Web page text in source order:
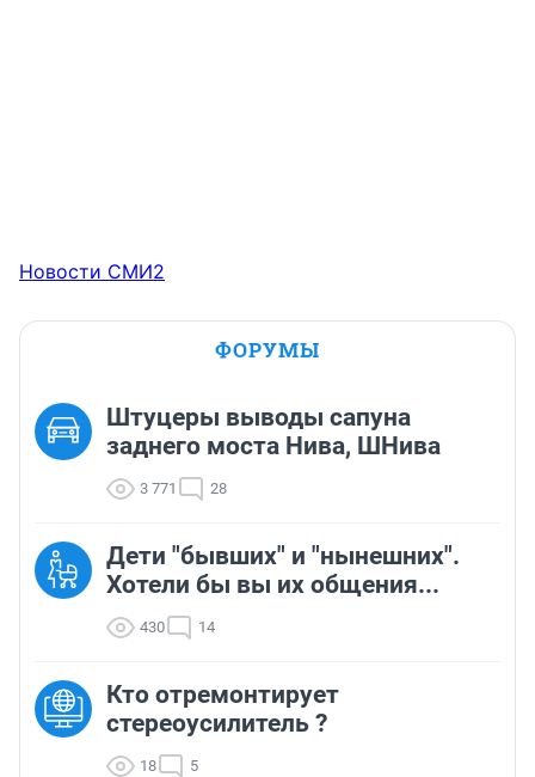
Новости СМИ2
ФОРУМЫ
Штуцеры выводы сапуна
заднего моста Нива, ШНива
3 771 28
Дети "бывших" и "нынешних".
Хотели бы вы их общения...
430 14
Кто отремонтирует
стереоусилитель ?
18 5